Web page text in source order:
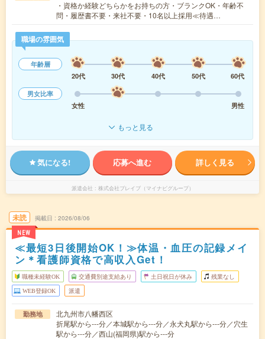
・資格か経験どちらかをお持ちの方・ブランクOK・年齢不
問・履歴書不要・来社不要・10名以上採用≪待遇…
職場の雰囲気
年齢層
20代
30代 40代 50代
60代
男女比率
女性
男性
もっと見る
気になる! 応募へ進む 詳しく見る
派遣会社 株式会社ブレイブ（マイナビグループ）
未読
NEW
掲載日 2026/08/06
≪最短3日後開始OK！≫体温・血圧の記録メイ
ン＊看護師資格で高収入Get！
職種未経験OK 交通費別途支給あり 土日祝日が休み 残業なし
WEB登録OK 派遣
勤務地
北九州市八幡西区
折尾駅から---分／本城駅から---分／永犬丸駅から---分／穴生
駅から---分／西山(福岡県)駅から---分